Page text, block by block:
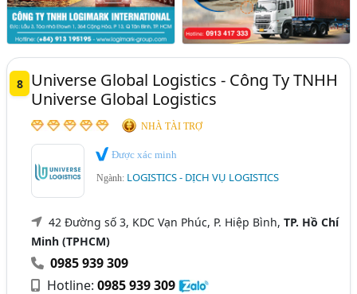
8
Universe Global Logistics - Công Ty TNHH
Universe Global Logistics
NHÀ TÀI TRỢ
Được xác minh
Ngành: LOGISTICS - DỊCH VỤ LOGISTICS
42 Đường số 3, KDC Vạn Phúc, P. Hiệp Bình,TP. Hồ Chí
Minh (TPHCM)
0985 939 309
Hotline:0985 939 309